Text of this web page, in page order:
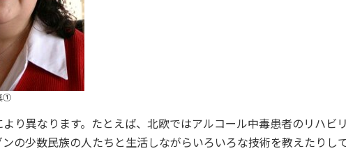
①
り異なります。たとえば、北欧ではアルコール中毒患者のリハビ
の少数民族の人たちと生活しながらいろいろな技術を教えたり